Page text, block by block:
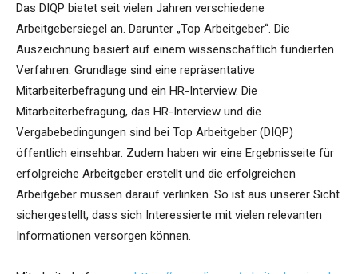
Das DIQP bietet seit vielen Jahren verschiedene
Arbeitgebersiegel an. Darunter „Top Arbeitgeber“. Die
Auszeichnung basiert auf einem wissenschaftlich fundierten
Verfahren. Grundlage sind eine repräsentative
Mitarbeiterbefragung und ein HR-Interview. Die
Mitarbeiterbefragung, das HR-Interview und die
Vergabebedingungen sind bei Top Arbeitgeber (DIQP)
öffentlich einsehbar. Zudem haben wir eine Ergebnisseite für
erfolgreiche Arbeitgeber erstellt und die erfolgreichen
Arbeitgeber müssen darauf verlinken. So ist aus unserer Sicht
sichergestellt, dass sich Interessierte mit vielen relevanten
Informationen versorgen können.